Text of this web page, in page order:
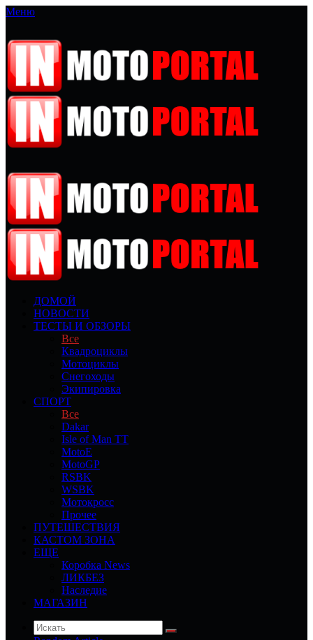
Меню
ДОМОЙ
НОВОСТИ
ТЕСТЫ И ОБЗОРЫ
Все
Квадроциклы
Мотоциклы
Снегоходы
Экипировка
СПОРТ
Все
Dakar
Isle of Man TT
MotoE
MotoGP
RSBK
WSBK
Мотокросс
Прочее
ПУТЕШЕСТВИЯ
КАСТОМ ЗОНА
ЕЩЕ
Коробка News
ЛИКБЕЗ
Наследие
МАГАЗИН